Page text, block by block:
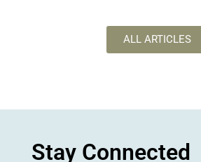
ALL ARTICLES
Stay Connected